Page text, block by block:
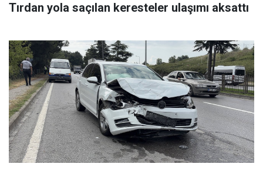
Tırdan yola saçılan keresteler ulaşımı aksattı